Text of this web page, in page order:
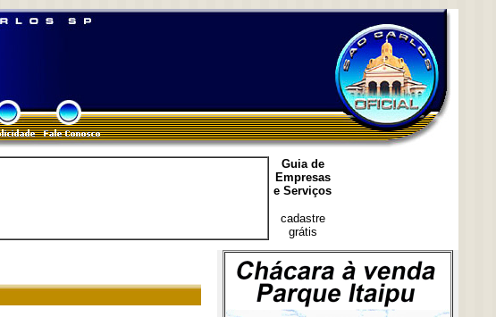
Guia de
Empresas
e Serviços
cadastre
grátis